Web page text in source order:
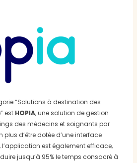
“Solutions à destination des
est HOPIA, une solution de gestion
des médecins et soignants par
plus d’être dotée d’une interface
l’application est également efficace,
jusqu’à 95% le temps consacré à